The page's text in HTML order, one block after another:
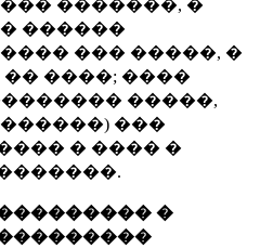
�������, �
������
��� �����, �
����; ����
�����,
���
� ���� �
�